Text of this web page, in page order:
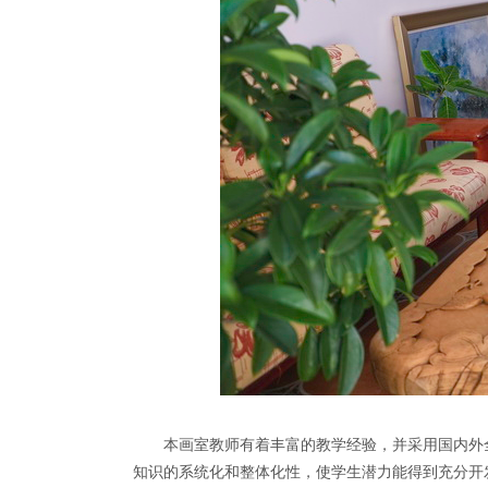
本画室教师有着丰富的教学经验，并采用国内外
知识的系统化和整体化性，使学生潜力能得到充分